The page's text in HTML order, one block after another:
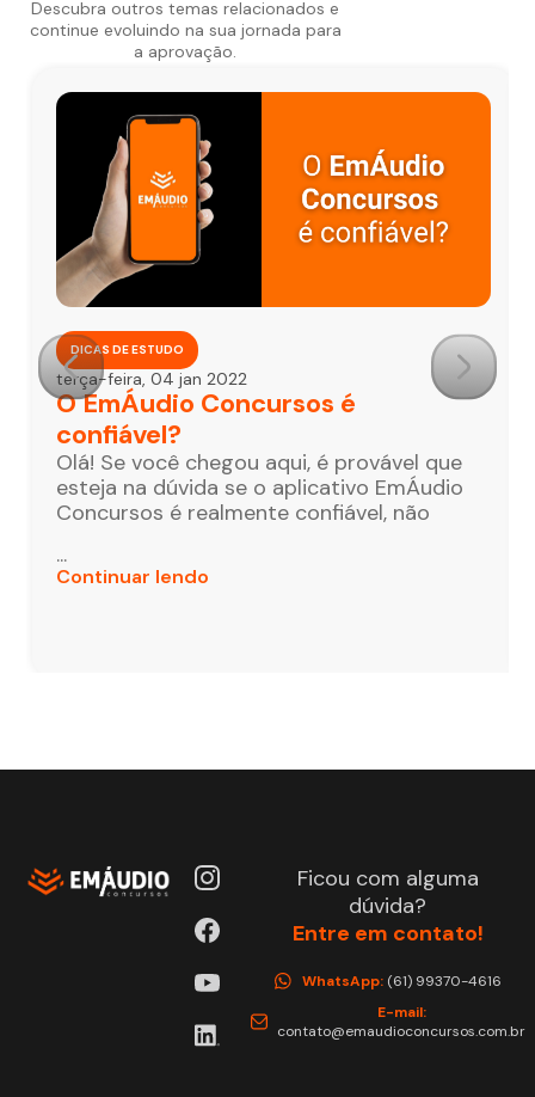
Descubra outros temas relacionados e
continue evoluindo na sua jornada para
a aprovação.
DICAS DE ESTUDO
terça-feira, 04 jan 2022
O EmÁudio Concursos é
confiável?
Olá! Se você chegou aqui, é provável que
esteja na dúvida se o aplicativo EmÁudio
Concursos é realmente confiável, não
...
Continuar lendo
Ficou com alguma
dúvida?
Entre em contato!
WhatsApp: (61) 99370-4616
E-mail:
contato@emaudioconcursos.com.br